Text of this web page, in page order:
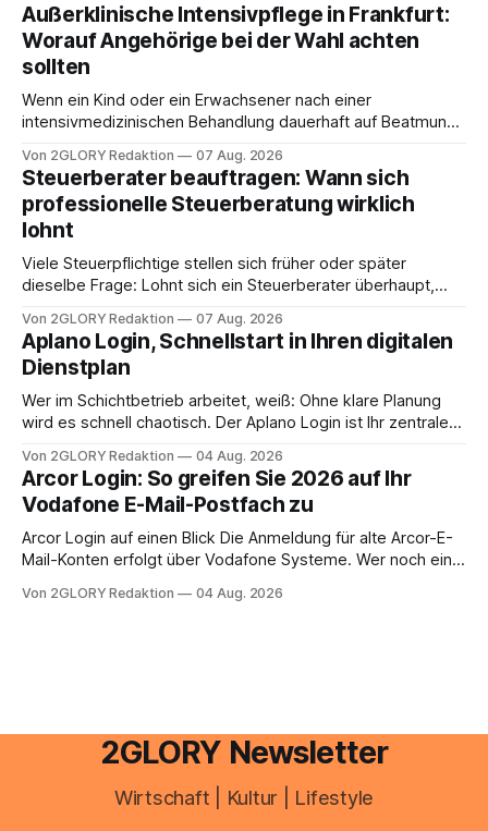
Außerklinische Intensivpflege in Frankfurt:
Worauf Angehörige bei der Wahl achten
sollten
Wenn ein Kind oder ein Erwachsener nach einer
intensivmedizinischen Behandlung dauerhaft auf Beatmung
angewiesen ist, stellt sich für Familien eine schwierige
Frage: Muss die Versorgung dauerhaft in der Klinik bleiben –
oder ist ein Leben zu Hause möglich? Die außerklinische
Intensivpflege bietet genau diese Alternative: Sie
Von 2GLORY Redaktion 07 Aug. 2026
Steuerberater beauftragen: Wann sich
professionelle Steuerberatung wirklich
lohnt
Viele Steuerpflichtige stellen sich früher oder später
dieselbe Frage: Lohnt sich ein Steuerberater überhaupt,
erledigen? Die kurze Antwort: Bei einfachen
Einkommensverhältnissen reicht häufig eine Steuersoftware
aus – sobald jedoch mehrere Einkunftsarten
zusammentreffen oder größere finanzielle Veränderungen
anstehen, zahlt sich professionelle Unterstützung meist
Von 2GLORY Redaktion 07 Aug. 2026
Aplano Login, Schnellstart in Ihren digitalen
Dienstplan
Wer im Schichtbetrieb arbeitet, weiß: Ohne klare Planung
wird es schnell chaotisch. Der Aplano Login ist Ihr zentraler
abwesenheiten und die gesamte kommunikation rund um
Ihr personal digital zu organisieren. In diesem Leitfaden
erfahren Sie alles, was Sie für einen reibungslosen Einstieg
brauchen, von der Registrierung
Von 2GLORY Redaktion 04 Aug. 2026
Arcor Login: So greifen Sie 2026 auf Ihr
Vodafone E-Mail-Postfach zu
Arcor Login auf einen Blick Die Anmeldung für alte Arcor-E-
Mail-Konten erfolgt über Vodafone Systeme. Wer noch eine
besitzt, loggt sich heute über das Vodafone E-Mail & Cloud
Von 2GLORY Redaktion 04 Aug. 2026
2GLORY Newsletter
Wirtschaft | Kultur | Lifestyle